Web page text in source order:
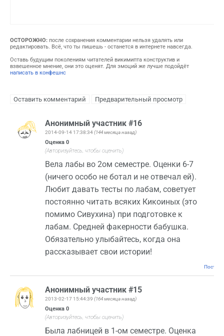
ОСТОРОЖНО: после сохранения комментарии нельзя удалять или
редактировать. Всё, что ты пишешь - останется в интернете навсегда.
Оставь будущим поколениям читателей викимипта конструктив и
взвешенное мнение, они это оценят. Для эмоций же лучше подойдёт
написать в конфешнс
Анонимный участник #16
2014-09-14 17:38:34(144 месяца назад)
Оценка 0
(Авторизуйтесь, чтобы оценить)
Вела лабы во 2ом семестре. Оценки 6-7
(ничего особо не ботал и не отвечал ей).
Любит давать тесты по лабам, советует
постоянно читать всяких Кикоиных (это
помимо Сивухина) при подготовке к
лабам. Средней факерности бабушка.
Обязательно улыбайтесь, когда она
рассказывает свои истории!
Анонимный участник #15
2013-02-17 15:44:39 (164 месяца назад)
Оценка 0
(Авторизуйтесь, чтобы оценить)
Была лабницей в 1-ом семестре. Оценка